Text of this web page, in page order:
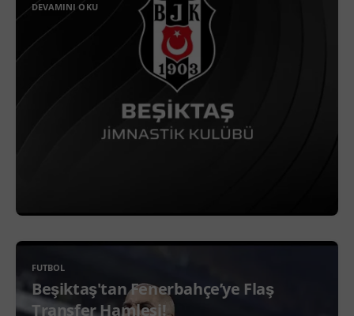
DEVAMINI OKU
FUTBOL
Beşiktaş'tan Fenerbahçe’ye Flaş
Transfer Hamlesi!